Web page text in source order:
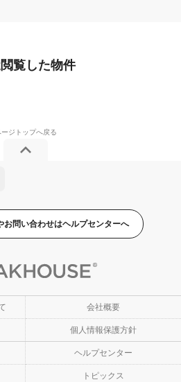
覧した物件
お問い合わせはヘルプセンターへ
会社概要
個人情報保護方針
ヘルプセンター
トピックス